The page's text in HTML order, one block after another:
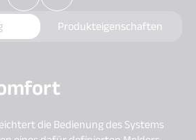
Produkteigenschaften
die Bedienung des Systems